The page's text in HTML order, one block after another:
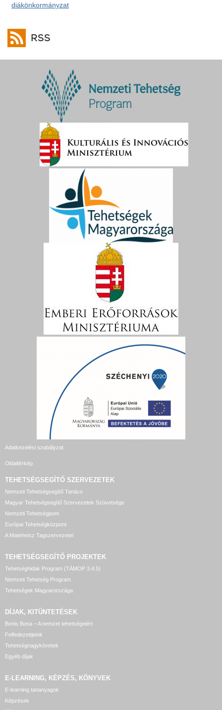
diákönkormányzat
RSS
Adatkezelési szabályzat
Oldaltérkép
TEHETSÉGSEGÍTŐ SZERVEZETEK
Nemzeti Tehetségsegítő Tanács
Magyar Tehetségsegítő Szervezetek Szövetsége
Nemzeti Tehetségpont
Európai Tehetségközpont
A Matehetsz Tagszervezetei
TEHETSÉGSEGÍTŐ PROJEKTEK
Tehetséghidak Program (TÁMOP 3.4.5)
Nemzeti Tehetség Program
Tehetségek Magyarországa
DÍJAK, KITÜNTETÉSEK
Bonis Bona – A nemzet tehetségeiért
Felfedezettjeink
Tehetségnagykövetek
Egyéb díjak
E-LEARNING, KÉPZÉS, KÖNYVEK
E-learning tananyagok
Képzések